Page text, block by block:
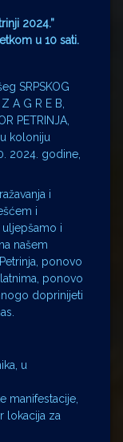
2024.”
u 10 sati.
SRPSKOG
A G R E B,
PETRINJA,
koloniju
2024. godine,
i
i
i
našem
ponovo
ponovo
doprinijeti
u
manifestacije,
lokacija za